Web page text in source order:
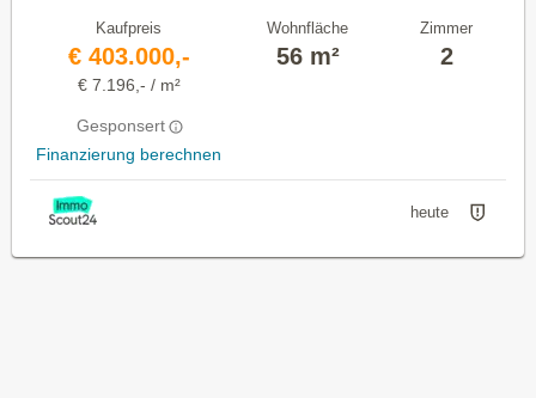
Kaufpreis
€ 403.000,-
€ 7.196,- / m²
Gesponsert
Finanzierung berechnen
Wohnfläche
56 m²
Zimmer
2
heute